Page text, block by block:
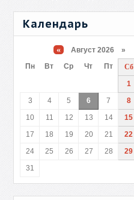
Календарь
« Август 2026 »
Пн
Вт Ср Чт Пт Сб
1
3
4 5 6 7 8
10
11 12 13 14 15
17
18 19 20 21 22
24
25 26 27 28 29
31